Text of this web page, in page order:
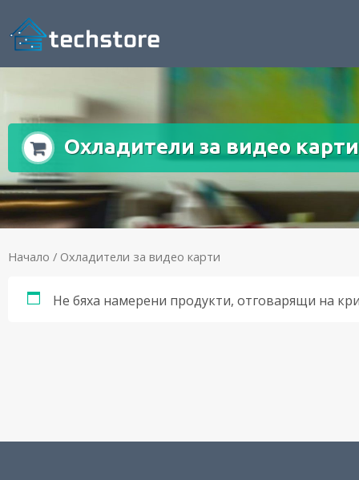
Охладители за видео карти
Начало / Охладители за видео карти
Не бяха намерени продукти, отговарящи на